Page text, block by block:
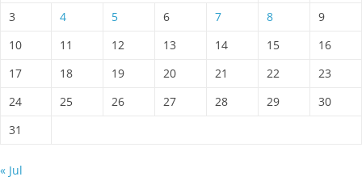
3
4 5 6 7 8
9
10
11 12 13 14 15
16
17
18 19 20 21 22
23
24
25 26 27 28 29
30
31
« Jul